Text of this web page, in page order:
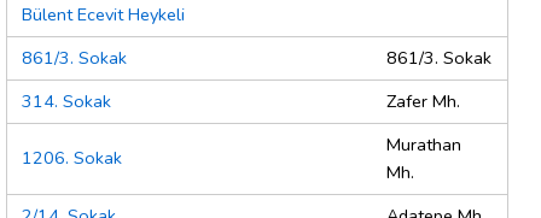
Bülent Ecevit Heykeli
861/3. Sokak
861/3. Sokak
314. Sokak
Zafer Mh.
1206. Sokak
Murathan
Mh.